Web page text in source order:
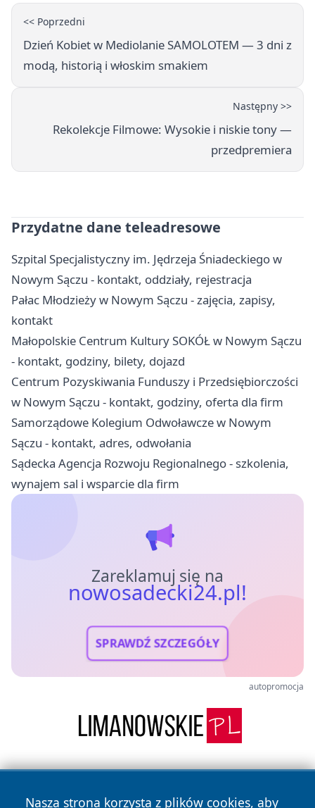
<< Poprzedni
Dzień Kobiet w Mediolanie SAMOLOTEM — 3 dni z
modą, historią i włoskim smakiem
Następny >>
Rekolekcje Filmowe: Wysokie i niskie tony —
przedpremiera
Przydatne dane teleadresowe
Szpital Specjalistyczny im. Jędrzeja Śniadeckiego w
Nowym Sączu - kontakt, oddziały, rejestracja
Pałac Młodzieży w Nowym Sączu - zajęcia, zapisy,
kontakt
Małopolskie Centrum Kultury SOKÓŁ w Nowym Sączu
- kontakt, godziny, bilety, dojazd
Centrum Pozyskiwania Funduszy i Przedsiębiorczości
w Nowym Sączu - kontakt, godziny, oferta dla firm
Samorządowe Kolegium Odwoławcze w Nowym
Sączu - kontakt, adres, odwołania
Sądecka Agencja Rozwoju Regionalnego - szkolenia,
wynajem sal i wsparcie dla firm
Zareklamuj się na
nowosadecki24.pl!
SPRAWDŹ SZCZEGÓŁY
autopromocja
Nasza strona korzysta z plików cookies, aby